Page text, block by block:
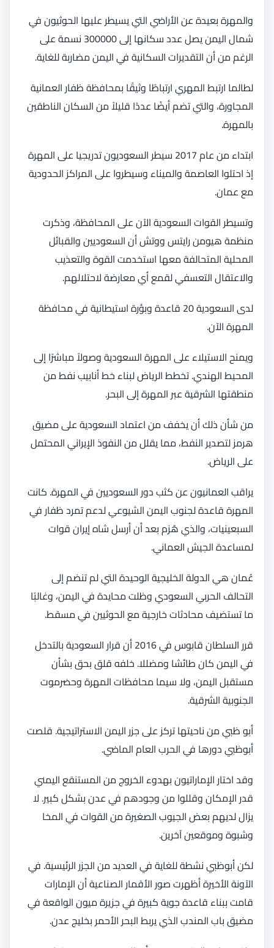
والمهرة بعيدة عن الأراضي التي يسيطر عليها الحوثيون في
شمال اليمن يصل عدد سكانها إلى 300000 نسمة على
الرغم من أن التقديرات السكانية في اليمن مضاربة للغاية.
لطالما ارتبط المهري ارتباطًا وثيقًا بمحافظة ظفار العمانية
المجاورة، والتي تضم أيضًا عددًا قليلاً من السكان الناطقين
بالمهرة.
ابتداء من عام 2017 سيطر السعوديون تدريجيا على المهرة
إذ احتلوا العاصمة والميناء وسيطروا على المراكز الحدودية
مع عمان.
وتسيطر القوات السعودية الآن على المحافظة، وذكرت
منظمة هيومن رايتس ووتش أن السعوديين والقبائل
المحلية المتحالفة معها استخدمت القوة والتعذيب
والاعتقال التعسفي لقمع أي معارضة لاحتلالهم.
لدى السعودية 20 قاعدة وبؤرة استيطانية في محافظة
المهرة الآن.
ويمنح الاستيلاء على المهرة السعودية وصولاً مباشرًا إلى
المحيط الهندي. تخطط الرياض لبناء خط أنابيب نفط من
منطقتها الشرقية عبر المهرة إلى البحر.
من شأن ذلك أن يخفف من اعتماد السعودية على مضيق
هرمز لتصدير النفط، مما يقلل من النفوذ الإيراني المحتمل
على الرياض.
يراقب العمانيون عن كثب دور السعوديين في المهرة. كانت
المهرة قاعدة لجنوب اليمن الشيوعي لدعم تمرد ظفار في
السبعينيات، والذي هُزم بعد أن أرسل شاه إيران قوات
لمساعدة الجيش العماني.
عُمان هي الدولة الخليجية الوحيدة التي لم تنضم إلى
التحالف الحربي السعودي وظلت محايدة في اليمن، وغالبًا
ما تستضيف محادثات خارجية مع الحوثيين في مسقط.
قرر السلطان قابوس في 2016 أن قرار السعودية بالتدخل
في اليمن كان طائشا ومضللا. خلفه قلق بحق بشأن
مستقبل اليمن، ولا سيما محافظات المهرة وحضرموت
الجنوبية الشرقية.
أبو ظبي من ناحيتها تركز على جزر اليمن الاستراتيجية. قلصت
أبوظبي دورها في الحرب العام الماضي.
وقد اختار الإماراتيون بهدوء الخروج من المستنقع اليمني
قدر الإمكان وقللوا من وجودهم في عدن بشكل كبير. لا
يزال لديهم بعض الجيوب الصغيرة من القوات في المخا
وشبوة وموقعين آخرين.
لكن أبوظبي نشطة للغاية في العديد من الجزر الرئيسية. في
الآونة الأخيرة أظهرت صور الأقمار الصناعية أن الإمارات
قامت ببناء قاعدة جوية كبيرة في جزيرة ميون الواقعة في
مضيق باب المندب الذي يربط البحر الأحمر بخليج عدن.